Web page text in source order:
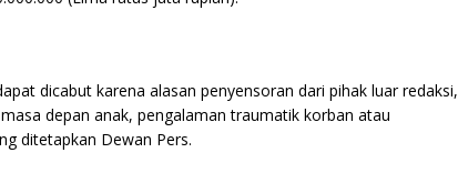
dicabut karena alasan penyensoran dari pihak luar redaksi,
depan anak, pengalaman traumatik korban atau
ditetapkan Dewan Pers.